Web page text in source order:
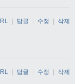
답글 수정 삭제
답글 수정 삭제